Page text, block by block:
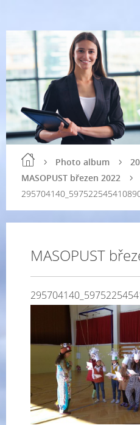
Photo album
MASOPUST březen 2022
MASOPUST